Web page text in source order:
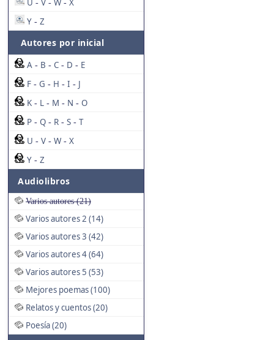
U - V - W - X
Y - Z
Autores por inicial
A - B - C - D - E
F - G - H - I - J
K - L - M - N - O
P - Q - R - S - T
U - V - W - X
Y - Z
Audiolibros
Varios autores (21)
Varios autores 2 (14)
Varios autores 3 (42)
Varios autores 4 (64)
Varios autores 5 (53)
Mejores poemas (100)
Relatos y cuentos (20)
Poesía (20)